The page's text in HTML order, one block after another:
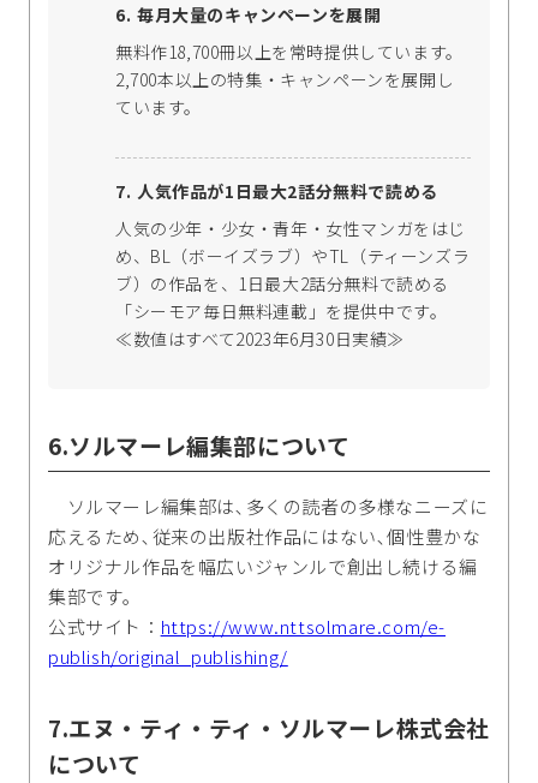
毎月大量のキャンペーンを展開
無料作18,700冊以上を常時提供しています。
2,700本以上の特集・キャンペーンを展開し
ています。
人気作品が1日最大2話分無料で読める
人気の少年・少女・青年・女性マンガをはじ
め、BL（ボーイズラブ）やTL（ティーンズラ
ブ）の作品を、1日最大2話分無料で読める
「シーモア毎日無料連載」を提供中です。
≪数値はすべて2023年6月30日実績≫
6.ソルマーレ編集部について
ソルマーレ編集部は､多くの読者の多様なニーズに
応えるため､従来の出版社作品にはない､個性豊かな
オリジナル作品を幅広いジャンルで創出し続ける編
集部です｡
公式サイト： https://www.nttsolmare.com/e-
publish/original_publishing/
7.エヌ・ティ・ティ・ソルマーレ株式会社
について